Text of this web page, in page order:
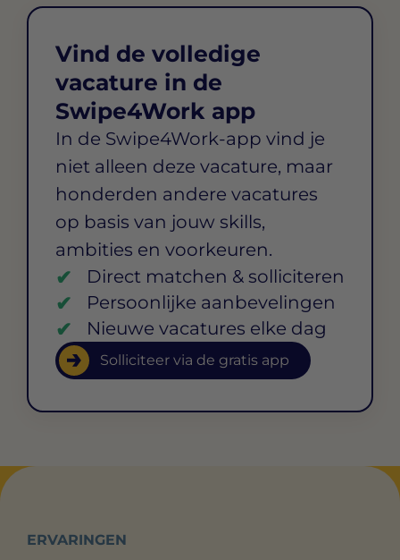
Vind de volledige
vacature in de
Swipe4Work app
In de Swipe4Work-app vind je
niet alleen deze vacature, maar
honderden andere vacatures
op basis van jouw skills,
ambities en voorkeuren.
Direct matchen & solliciteren
Persoonlijke aanbevelingen
Nieuwe vacatures elke dag
Solliciteer via de gratis app
ERVARINGEN